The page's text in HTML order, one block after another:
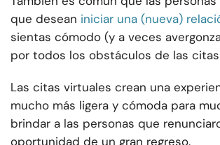
que desean iniciar una (nueva)
sientas cómodo (y a veces
por todos los obstáculos de las citas
Las citas virtuales crean una
mucho más ligera y cómoda para
brindar a las personas que
oportunidad de un gran regreso.